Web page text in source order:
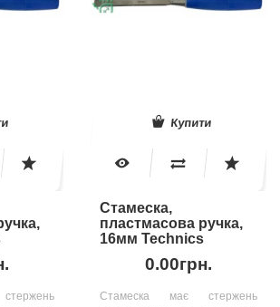
Купити
Стамеска,
пластмасова ручка,
16мм Technics
0.00грн.
Стамеска має стержень